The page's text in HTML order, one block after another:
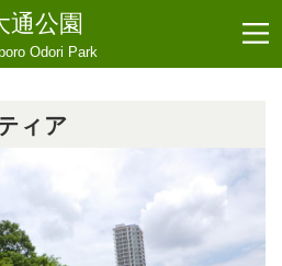
通公園
Odori Park
ィア